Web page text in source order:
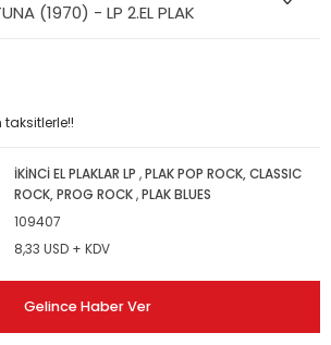
(1970) - LP 2.EL PLAK
taksitlerle!!
İKİNCİ EL PLAKLAR LP ,PLAK POP ROCK, CLASSIC
ROCK, PROG ROCK ,PLAK BLUES
109407
8,33 USD + KDV
Gelince Haber Ver